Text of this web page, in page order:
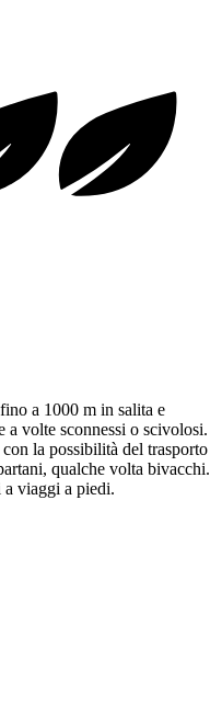
a 1000 m in salita e
volte sconnessi o scivolosi.
la possibilità del trasporto
qualche volta bivacchi.
a viaggi a piedi.